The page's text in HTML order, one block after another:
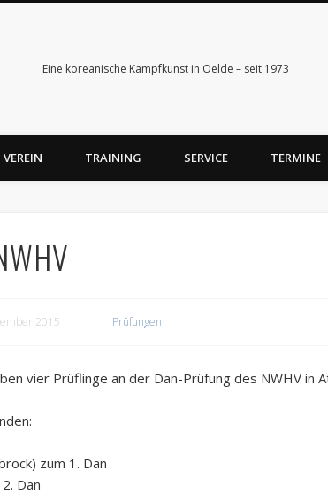
Eine koreanische Kampfkunst in Oelde – seit 1973
VEREIN TRAINING SERVICE TERMINE
2015 Prüfungen
vier Prüflinge an der Dan-Prüfung des NWHV in
zum 1. Dan
Dan